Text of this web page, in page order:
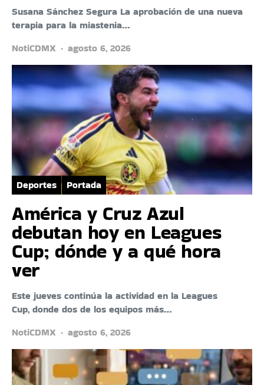
Susana Sánchez Segura La aprobación de una nueva
terapia para la miastenia…
NotiCDMX
agosto 6, 2026
Deportes Portada
América y Cruz Azul
debutan hoy en Leagues
Cup; dónde y a qué hora
ver
Este jueves continúa la actividad en la Leagues
Cup, donde dos de los equipos más…
NotiCDMX
agosto 6, 2026